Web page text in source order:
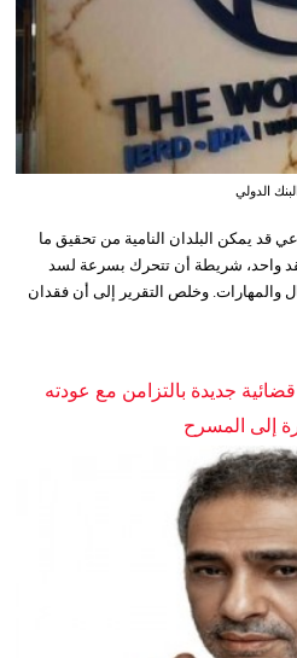
البنك الدولي
قد يمكن البلدان النامية من تحقيق ما
واحد، شريطة أن تتحرك بسرعة لسد
والمهارات. وخلص التقرير إلى أن فقدان
جديدة بالتزامن مع عودته
إلى المسرح